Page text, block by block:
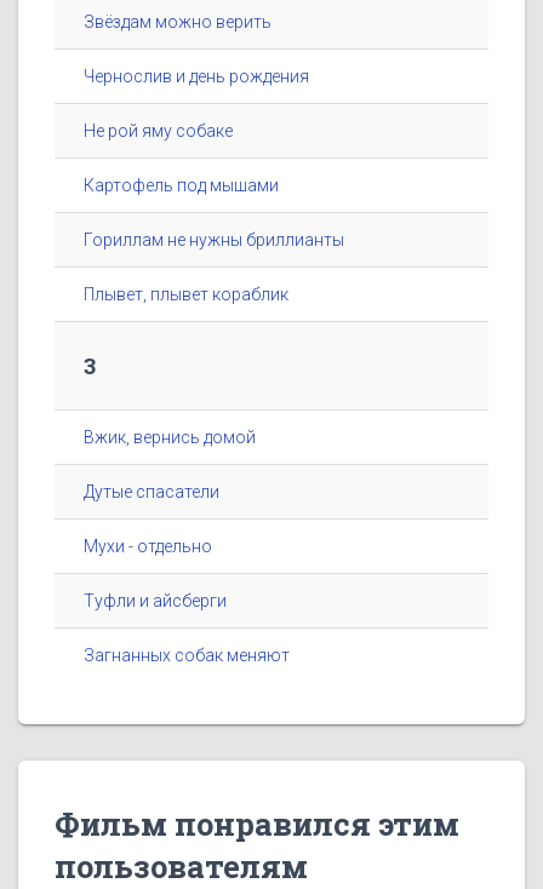
Звёздам можно верить
Чернослив и день рождения
Не рой яму собаке
Картофель под мышами
Гориллам не нужны бриллианты
Плывет, плывет кораблик
3
Вжик, вернись домой
Дутые спасатели
Мухи - отдельно
Туфли и айсберги
Загнанных собак меняют
Фильм понравился этим
пользователям